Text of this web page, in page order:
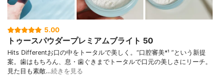
5.00
トゥースパウダープレミアムブライト 50
Hits Differentお口の中をトータルで美しく。“口腔審美*¹ ”という新提
案。歯はもちろん、息・歯ぐきまでトータルで口元の美しさにリーチ。
見た目も素敵…続きを見る